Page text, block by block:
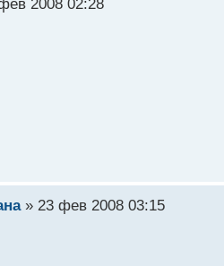
» 23 фев 2008 03:15